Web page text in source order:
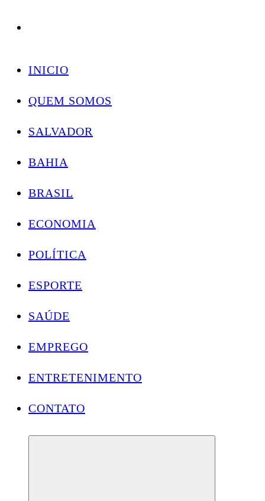
Skip
INICIO
QUEM SOMOS
SALVADOR
BAHIA
BRASIL
ECONOMIA
POLÍTICA
ESPORTE
SAÚDE
EMPREGO
ENTRETENIMENTO
CONTATO